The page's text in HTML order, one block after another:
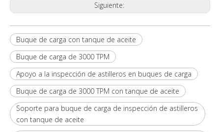
Siguiente:
Buque de carga con tanque de aceite
Buque de carga de 3000 TPM
Apoyo a la inspección de astilleros en buques de carga
Buque de carga de 3000 TPM con tanque de aceite
Soporte para buque de carga de inspección de astilleros
con tanque de aceite